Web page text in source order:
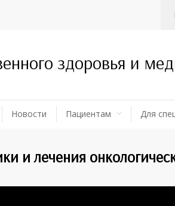
здоровья и
Новости Пациентам Для
и лечения